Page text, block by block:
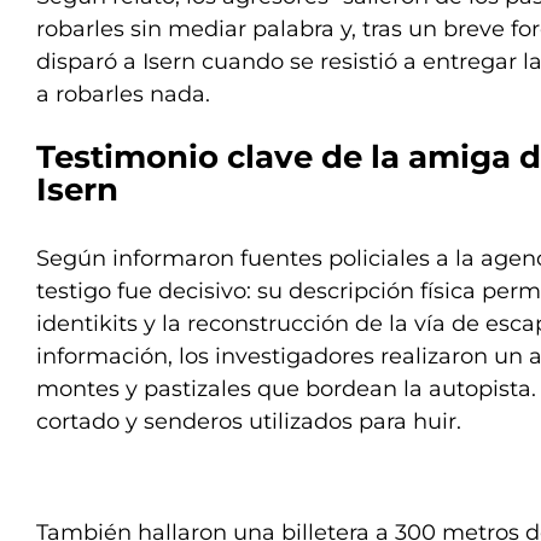
robarles sin mediar palabra y, tras un breve
disparó a Isern cuando se resistió a entregar
a robarles nada.
Testimonio clave de la amiga
Isern
Según informaron fuentes policiales a la
testigo fue decisivo: su descripción física
identikits y la reconstrucción de la vía de
información, los investigadores realizaron un
montes y pastizales que bordean la
cortado y senderos utilizados para huir.
También hallaron una billetera a 300 metros